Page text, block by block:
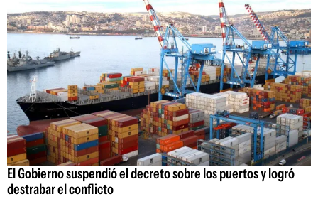
El Gobierno suspendió el decreto sobre los puertos y logró
destrabar el conflicto